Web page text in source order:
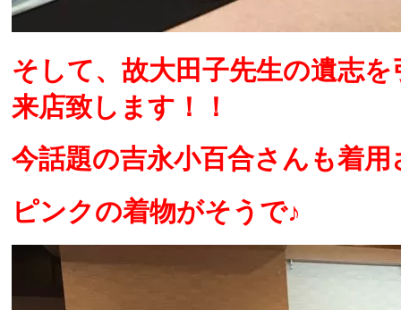
そして、故大田子先生の遺志
来店致します！！
今話題の吉永小百合さんも着
ピンクの着物がそうで♪